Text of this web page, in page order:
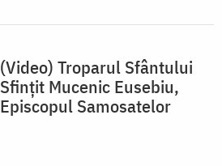
(Video) Troparul Sfântului
Sfințit Mucenic Eusebiu,
Episcopul Samosatelor